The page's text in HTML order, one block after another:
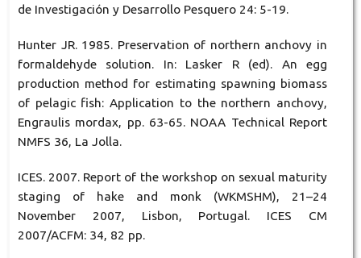
de Investigación y Desarrollo Pesquero 24: 5-19.
Hunter JR. 1985. Preservation of northern anchovy in
formaldehyde solution. In: Lasker R (ed). An egg
production method for estimating spawning biomass
of pelagic fish: Application to the northern anchovy,
Engraulis mordax, pp. 63-65. NOAA Technical Report
NMFS 36, La Jolla.
ICES. 2007. Report of the workshop on sexual maturity
staging of hake and monk (WKMSHM), 21–24
November 2007, Lisbon, Portugal. ICES CM
2007/ACFM: 34, 82 pp.